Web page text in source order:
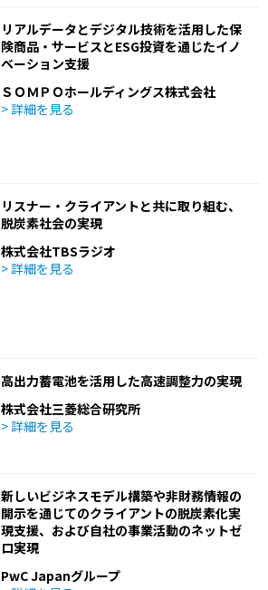
リアルデータとデジタル技術を活用した保
険商品・サービスとESG投資を通じたイノ
ベーション支援
ＳＯＭＰＯホールディングス株式会社
> 詳細を見る
リスナー・クライアントと共に取り組む、
脱炭素社会の実現
株式会社TBSラジオ
> 詳細を見る
高出力蓄電池を活用した高速調整力の実現
株式会社三菱総合研究所
> 詳細を見る
新しいビジネスモデル構築や非財務情報の
開示を通じてのクライアントの脱炭素化実
現支援、および自社の事業活動のネットゼ
ロ実現
PwC Japanグループ